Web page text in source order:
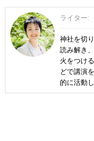
ライター:
神社を切
読み解き
火をつけ
どで講演
的に活動